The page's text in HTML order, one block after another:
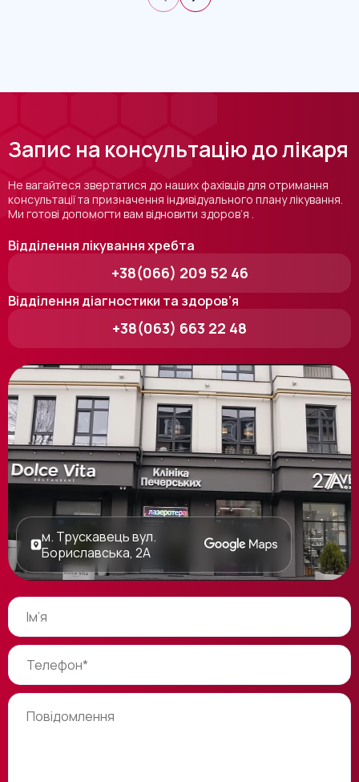
Запис на консультацію до лікаря
Не вагайтеся звертатися до наших фахівців для отримання
консультації та призначення індивідуального плану лікування.
Ми готові допомогти вам відновити здоров’я .
Відділення лікування хребта
+38(066) 209 52 46
Відділення діагностики та здоров’я
+38(063) 663 22 48
м. Трускавець вул.
Бориславська, 2А